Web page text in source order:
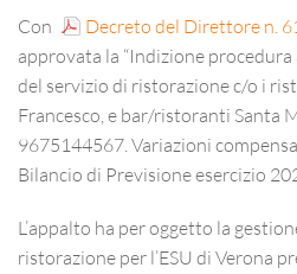
Con Decreto del Direttore n.
approvata la “Indizione
del servizio di ristorazione c/o i
Francesco, e bar/ristoranti Santa
9675144567. Variazioni
Bilancio di Previsione esercizio
L’appalto ha per oggetto la
ristorazione per l’ESU di Verona